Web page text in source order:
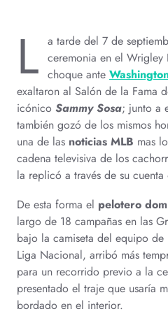
L a tarde del 7 de
ceremonia en el
choque ante
exaltaron al Salón de la Fama
icónico Sammy Sosa; junto a
también gozó de los mismos
una de las noticias MLB mas
cadena televisiva de los
la replicó a través de su
De esta forma el pelotero
largo de 18 campañas en las
bajo la camiseta del equipo
Liga Nacional, arribó más
para un recorrido previo a la
presentado el traje que usaría
bordado en el interior.